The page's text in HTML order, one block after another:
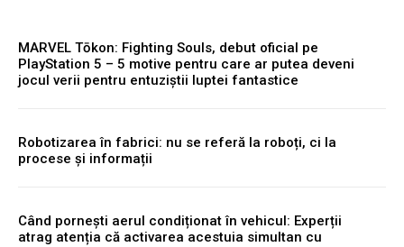
MARVEL Tōkon: Fighting Souls, debut oficial pe
PlayStation 5 – 5 motive pentru care ar putea deveni
jocul verii pentru entuziștii luptei fantastice
Robotizarea în fabrici: nu se referă la roboți, ci la
procese și informații
Când pornești aerul condiționat în vehicul: Experții
atrag atenția că activarea acestuia simultan cu